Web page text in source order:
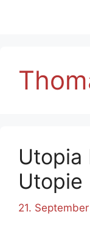
Utopia
Utopie
21.